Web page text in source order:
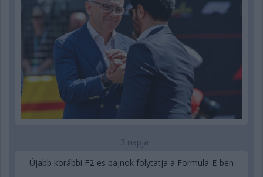
3 napja
Újabb korábbi F2-es bajnok folytatja a Formula-E-ben